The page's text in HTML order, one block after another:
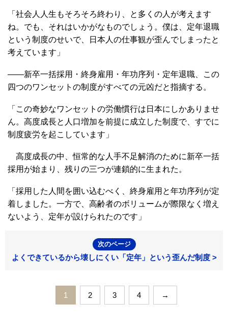
「社会人人生もそろそろ終わり、と多くの人が考えます
ね。でも、それはいかがなものでしょう。僕は、定年退職
という制度のせいで、日本人の仕事観が歪んでしまったと
考えています」
――新卒一括採用・終身雇用・年功序列・定年退職、この
四つのワンセットの制度がすべての元凶だと指摘する。
「この奇妙なワンセットの労働慣行は日本にしかありませ
ん。高度成長と人口増加を前提に成立した制度で、すでに
制度疲労を起こしています」
高度成長の中、恒常的な人手不足解消のために新卒一括
採用が始まり、残りの三つが連鎖的に生まれた。
「採用した人間を囲い込むべく、終身雇用と年功序列が定
着しました。一方で、高齢者のボリュームが際限なく増え
ないよう、定年が設けられたのです」
次のページ
よくできているから壊しにくい「定年」という歪んだ制度 >
1 2 3 4 →